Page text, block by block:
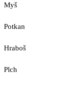
Myš
Potkan
Hraboš
Plch